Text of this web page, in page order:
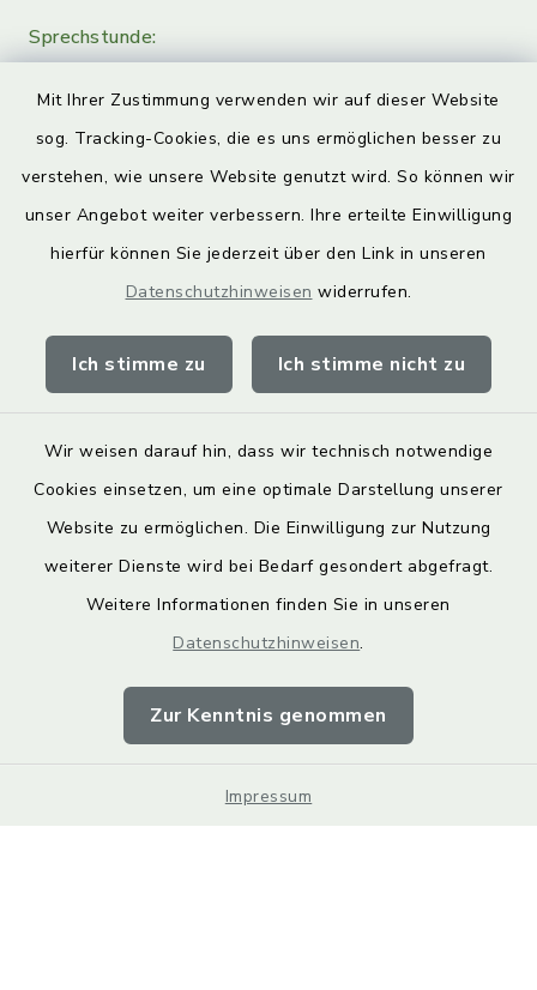
Mit Ihrer Zustimmung verwenden wir auf dieser Website
sog. Tracking-Cookies, die es uns ermöglichen besser zu
verstehen, wie unsere Website genutzt wird. So können wir
unser Angebot weiter verbessern. Ihre erteilte Einwilligung
hierfür können Sie jederzeit über den Link in unseren
Datenschutzhinweisen widerrufen.
Ich stimme zu Ich stimme nicht zu
Wir weisen darauf hin, dass wir technisch notwendige
Cookies einsetzen, um eine optimale Darstellung unserer
Website zu ermöglichen. Die Einwilligung zur Nutzung
weiterer Dienste wird bei Bedarf gesondert abgefragt.
Weitere Informationen finden Sie in unseren
Datenschutzhinweisen.
Zur Kenntnis genommen
Impressum
Sprechstunde:
Quicklinks
Landkreis Lichtenfels
geoPortal Lichtenfels
Barrierefreiheit
Impressum
Sitemap